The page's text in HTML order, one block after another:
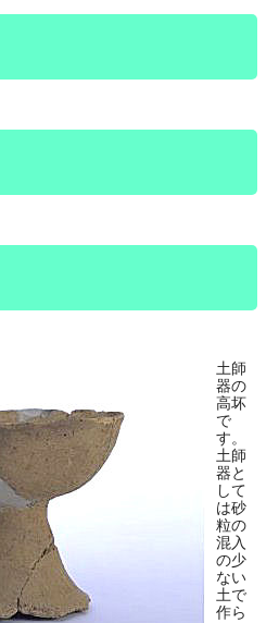
土師
器の
高坏
で
す。
土師
器と
して
は砂
粒の
混入
の少
ない
土で
作ら